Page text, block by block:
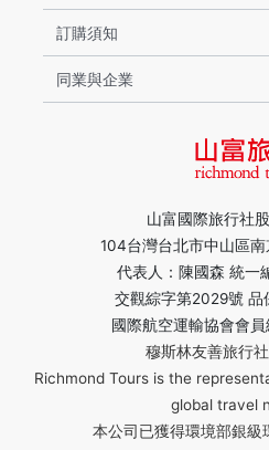
山富國際旅行社
104台灣台北市中山區
代表人：陳國森 統一
交觀綜字第2029號
國際航空運輸協會會
穆斯林友善旅行
Richmond Tours is the
global travel
本公司已獲得環境部銀級
訂購須知
同業與企業